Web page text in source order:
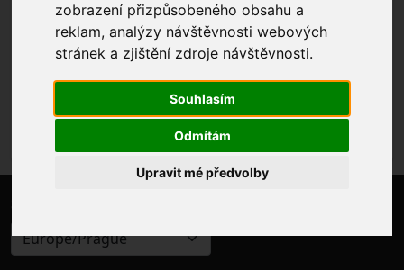
zobrazení přizpůsobeného obsahu a
reklam, analýzy návštěvnosti webových
stránek a zjištění zdroje návštěvnosti.
Souhlasím
Odmítám
Upravit mé předvolby
Show local match time
Sun 26.11.2023 time will be determined
Parc des Princes, Paris (France)
Ligue 1
The event has already happened. However, you can
try another event.
Europe/Prague